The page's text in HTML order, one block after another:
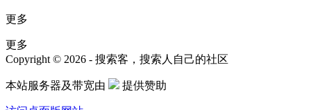
更多
更多
Copyright © 2026 - 搜索客，搜索人自己的社区
本站服务器及带宽由 提供赞助